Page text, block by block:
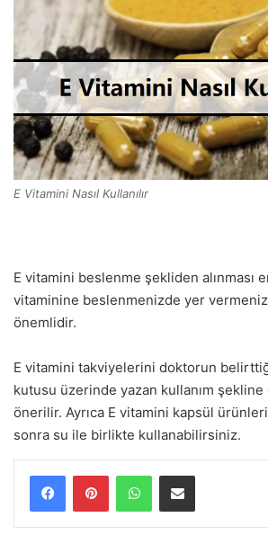
E Vitamini Nasıl Kullanılır
E vitamini beslenme şekliden alınması
vitaminine beslenmenizde yer
önemlidir.
E vitamini takviyelerini doktorun
kutusu üzerinde yazan kullanım şekline
önerilir. Ayrıca E vitamini kapsül
sonra su ile birlikte kullanabilirsiniz.
WhatsAppE-Posta ile paylaş